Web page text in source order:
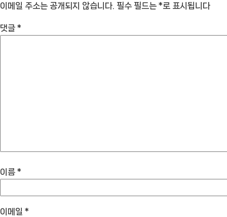
이메일 주소는 공개되지 않습니다. 필수 필드는 *로 표시됩니다
댓글 *
이름 *
이메일 *